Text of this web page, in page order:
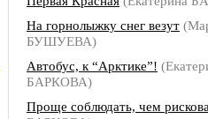
На горнолыжку снег везут
БУШУЕВА)
Автобус, к “Арктике”!
БАРКОВА)
Проще соблюдать, чем